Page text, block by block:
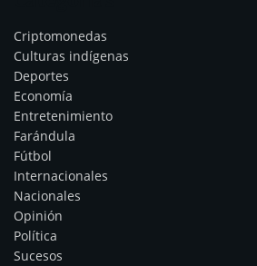
Criptomonedas
Culturas indígenas
Deportes
Economía
Entretenimiento
Farándula
Fútbol
Internacionales
Nacionales
Opinión
Política
Sucesos